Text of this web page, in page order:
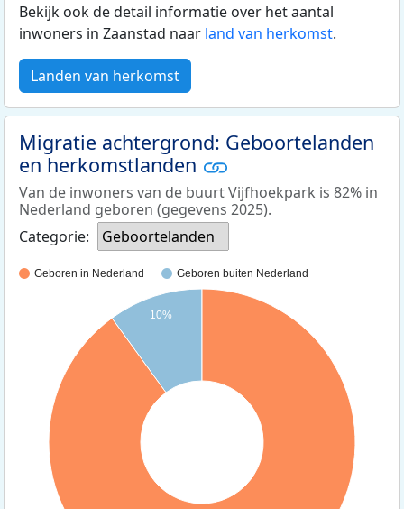
Bekijk ook de detail informatie over het aantal
inwoners in Zaanstad naar land van herkomst.
Landen van herkomst
Migratie achtergrond: Geboortelanden
en herkomstlanden
Van de inwoners van de buurt Vijfhoekpark is 82% in
Nederland geboren (gegevens 2025).
Categorie:
Geboortelanden
Geboren in Nederland Geboren buiten Nederland
10%